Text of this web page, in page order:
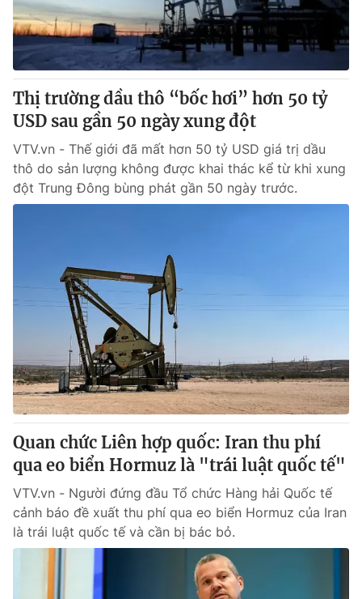
Thị trường dầu thô “bốc hơi” hơn 50 tỷ
USD sau gần 50 ngày xung đột
VTV.vn - Thế giới đã mất hơn 50 tỷ USD giá trị dầu
thô do sản lượng không được khai thác kể từ khi xung
đột Trung Đông bùng phát gần 50 ngày trước.
Quan chức Liên hợp quốc: Iran thu phí
qua eo biển Hormuz là "trái luật quốc tế"
VTV.vn - Người đứng đầu Tổ chức Hàng hải Quốc tế
cảnh báo đề xuất thu phí qua eo biển Hormuz của Iran
là trái luật quốc tế và cần bị bác bỏ.